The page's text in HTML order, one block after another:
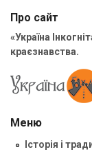
Про сайт
«Україна
краєзнавства.
Меню
Історія і